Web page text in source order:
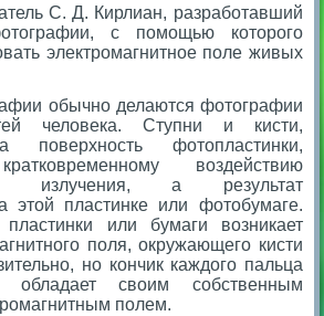
С. Д. Кирлиан, разработавший
с помощью которого
электромагнитное поле живых
обычно делаются фотографии
человека. Ступни и кисти,
фотопластинки,
воздействию
излучения, а результат
этой пластинке или фотобумаге.
или бумаги возникает
поля, окружающего кисти
но кончик каждого пальца
своим собственным
полем.